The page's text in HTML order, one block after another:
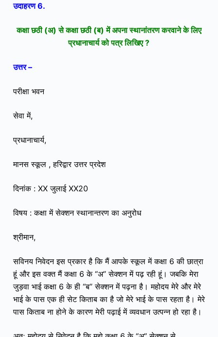
उदाहरण 6.
कक्षा छठी (अ) से कक्षा छठी (ब) में अपना स्थानांतरण करवाने के लिए
प्रधानाचार्य को पत्र लिखिए ?
उत्तर –
परीक्षा भवन
सेवा में,
प्रधानाचार्य,
मानस स्कूल , हरिद्वार उत्तर प्रदेश
दिनांक : XX जुलाई XX20
विषय : कक्षा मेंसेक्शन स्थानान्तरणका अनुरोध
श्रीमान,
सविनय निवेदन इस प्रकार है कि मैं आपके स्कूल में कक्षा 6 की छात्रा
हूं और इस वक्त मैं कक्षा 6 के “अ” सेक्शन में पढ़ रही हूं। जबकि मेरा
जुड़वा भाई कक्षा 6 के ही “ब” सेक्शन में पढ़ना है। महोदय मेरे और मेरे
भाई के पास एक ही सेट किताब का है जो मेरे भाई के पास रहता है। मेरे
पास किताब ना होने के कारण मेरी पढ़ाई में व्यवधान उत्पन्न हो रहा है।